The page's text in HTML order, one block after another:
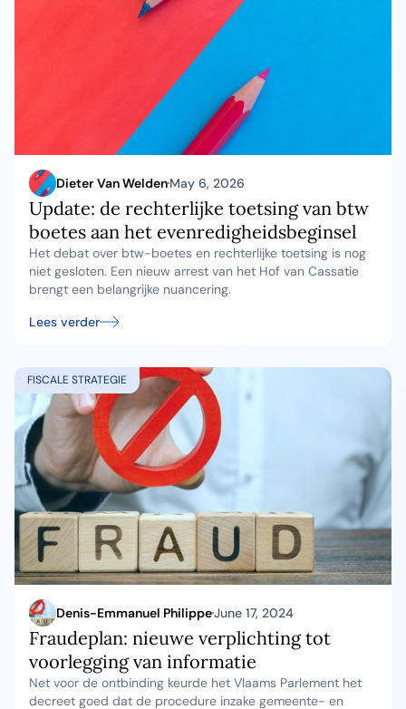
Dieter Van WeldenMay 6, 2026
Update: de rechterlijke toetsing van btw
boetes aan het evenredigheidsbeginsel
Het debat over btw-boetes en rechterlijke toetsing is nog
niet gesloten. Een nieuw arrest van het Hof van Cassatie
brengt een belangrijke nuancering.
Lees verder
Denis-Emmanuel PhilippeJune 17, 2024
Fraudeplan: nieuwe verplichting tot
voorlegging van informatie
Net voor de ontbinding keurde het Vlaams Parlement het
decreet goed dat de procedure inzake gemeente- en
FISCALE STRATEGIE